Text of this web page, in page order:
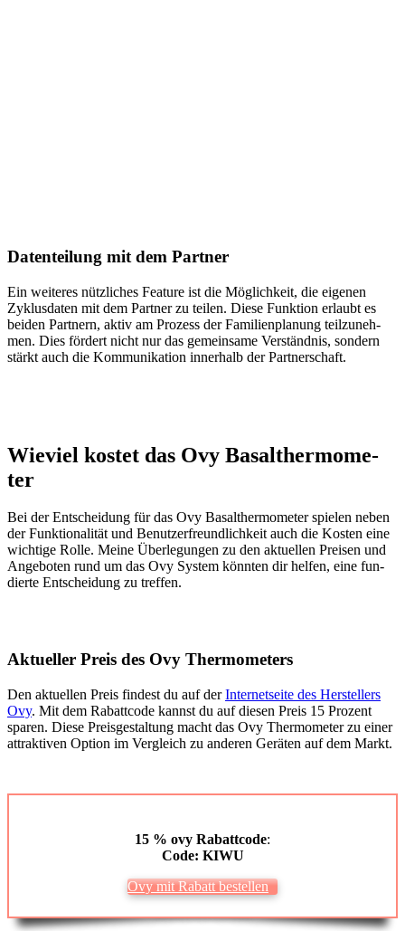
Daten­tei­lung mit dem Part­ner
Ein wei­te­res nütz­li­ches Fea­ture ist die Mög­lich­keit, die eige­nen
Zyklus­da­ten mit dem Part­ner zu tei­len. Die­se Funk­ti­on erlaubt es
bei­den Part­nern, aktiv am Pro­zess der Fami­li­en­pla­nung teil­zu­neh­
men. Dies för­dert nicht nur das gemein­sa­me Ver­ständ­nis, son­dern
stärkt auch die Kom­mu­ni­ka­ti­on inner­halb der Part­ner­schaft.
Wie­viel kos­tet das Ovy Basal­ther­mo­me­
ter
Bei der Ent­schei­dung für das Ovy Basal­ther­mo­me­ter spie­len neben
der Funk­tio­na­li­tät und Benut­zer­freund­lich­keit auch die Kos­ten eine
wich­ti­ge Rol­le. Mei­ne Über­le­gun­gen zu den aktu­el­len Prei­sen und
Ange­bo­ten rund um das Ovy Sys­tem könn­ten dir hel­fen, eine fun­
dier­te Ent­schei­dung zu tref­fen.
Aktu­el­ler Preis des Ovy Ther­mo­me­ters
Den aktu­el­len Preis fin­dest du auf derInter­net­sei­te des Her­stel­lers
Ovy. Mit dem Rabatt­code kannst du auf die­sen Preis 15 Pro­zent
spa­ren. Die­se Preis­ge­stal­tung macht das Ovy Ther­mo­me­ter zu einer
attrak­ti­ven Opti­on im Ver­gleich zu ande­ren Gerä­ten auf dem Markt.
15 % ovy Rabatt­code:
Code: KIWU
Ovy mit Rabatt bestel­len